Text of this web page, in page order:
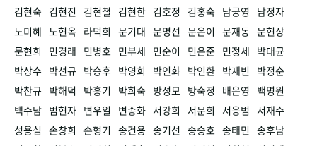
김현숙 김현진 김현철 김현한 김호정 김홍숙 남궁영
남정자
노미혜 노현옥 라덕희 문기대 문명선 문은이 문재동 문현상
문현희
민경래 민병호 민부세 민순이 민은준 민정세 박대균
박상수 박선규 박승후 박영희 박인화 박인환 박재빈
박정순
박찬규 박해덕 박흥기 박희숙 방성모 방숙정 배은영
백명원
백수남 범현자 변우일 변종화 서강희 서문희 서응범
서재수
성용심 손창희 손형기 송건용 송기선 송승호 송태민 송후남